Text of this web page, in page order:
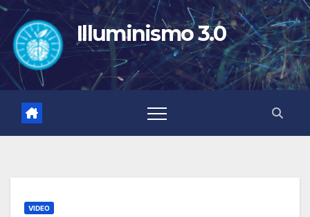
Salta
contenuto
Illuminismo 3.0
VIDEO